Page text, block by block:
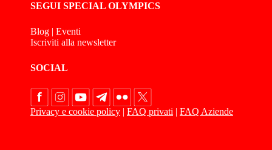
SEGUI SPECIAL OLYMPICS
Blog | Eventi
Iscriviti alla newsletter
SOCIAL
Privacy e cookie policy | FAQ privati | FAQ Aziende